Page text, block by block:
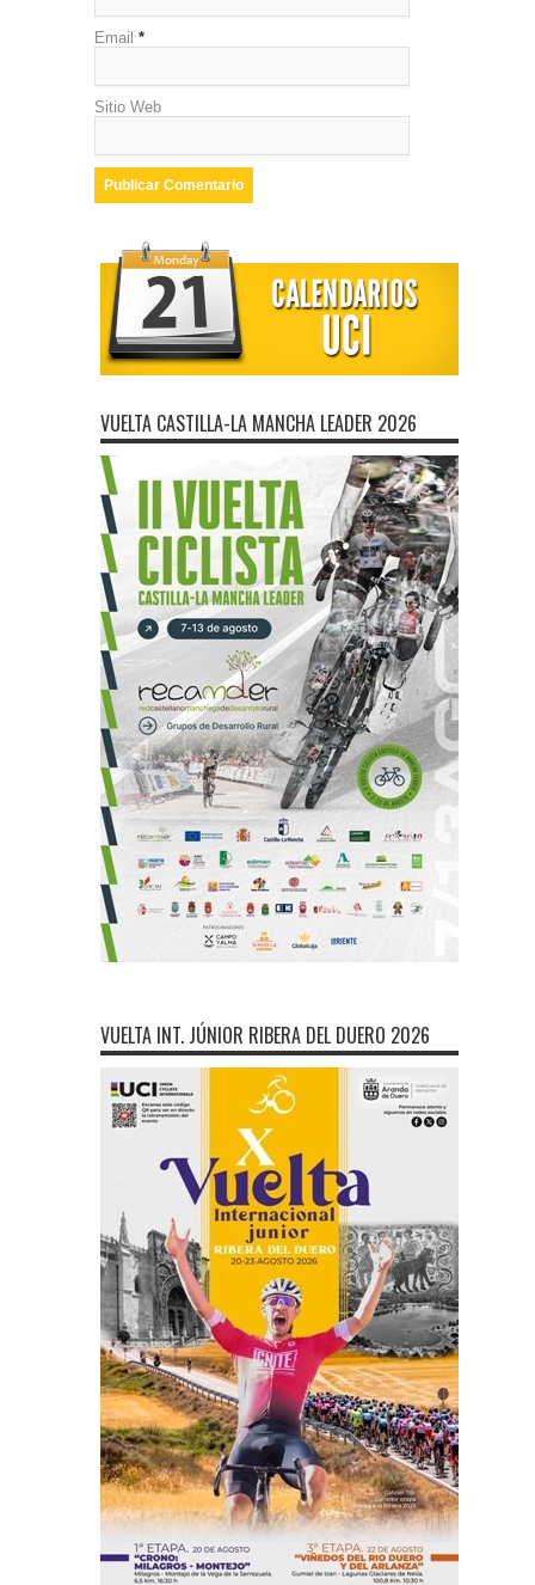
Email *
Sitio Web
VUELTA CASTILLA-LA MANCHA LEADER 2026
VUELTA INT. JÚNIOR RIBERA DEL DUERO 2026